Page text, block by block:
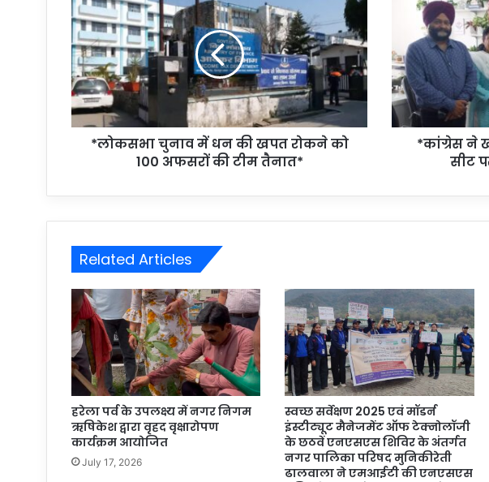
*लोकसभा चुनाव में धन की खपत रोकने को
100 अफसरों की टीम तैनात*
*कांग्रेस ने
सीट
Related Articles
हरेला पर्व के उपलक्ष्य में नगर निगम
ऋषिकेश द्वारा वृहद वृक्षारोपण
कार्यक्रम आयोजित
July 17, 2026
स्वच्छ सर्वेक्षण 2025 एवं मॉडर्न
इंस्टीट्यूट मैनेजमेंट ऑफ टेक्नोलॉजी
के छठवें एनएसएस शिविर के अंतर्गत
नगर पालिका परिषद मुनिकीरेती
ढालवाला ने एमआईटी की एनएसएस